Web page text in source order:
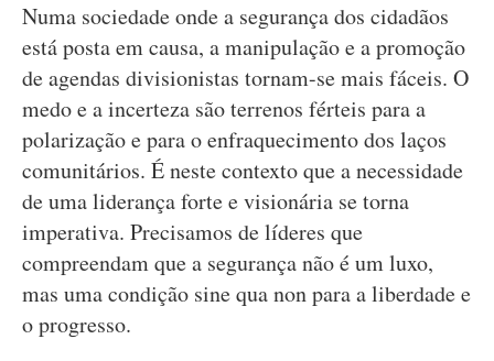
Numa sociedade onde a segurança dos cidadãos
está posta em causa, a manipulação e a promoção
de agendas divisionistas tornam-se mais fáceis. O
medo e a incerteza são terrenos férteis para a
polarização e para o enfraquecimento dos laços
comunitários. É neste contexto que a necessidade
de uma liderança forte e visionária se torna
imperativa. Precisamos de líderes que
compreendam que a segurança não é um luxo,
mas uma condição sine qua non para a liberdade e
o progresso.